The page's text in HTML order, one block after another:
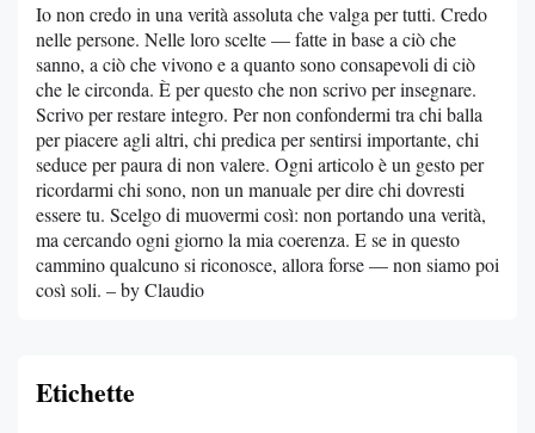
Io non credo in una verità assoluta che valga per tutti. Credo
nelle persone. Nelle loro scelte — fatte in base a ciò che
sanno, a ciò che vivono e a quanto sono consapevoli di ciò
che le circonda. È per questo che non scrivo per insegnare.
Scrivo per restare integro. Per non confondermi tra chi balla
per piacere agli altri, chi predica per sentirsi importante, chi
seduce per paura di non valere. Ogni articolo è un gesto per
ricordarmi chi sono, non un manuale per dire chi dovresti
essere tu. Scelgo di muovermi così: non portando una verità,
ma cercando ogni giorno la mia coerenza. E se in questo
cammino qualcuno si riconosce, allora forse — non siamo poi
così soli. – by Claudio
Etichette